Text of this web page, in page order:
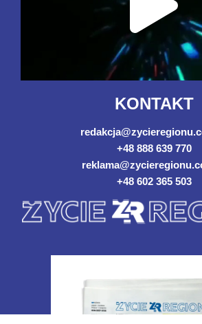
KONTAKT
+48 888 639 770
+48 602 365 503